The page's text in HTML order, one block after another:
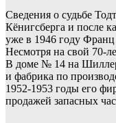
Сведения о судьбе
Кёнигсберга и после
уже в 1946 году Франц
Несмотря на свой 70-
В доме № 14 на
и фабрика по
1952-1953 годы его
продажей запасных